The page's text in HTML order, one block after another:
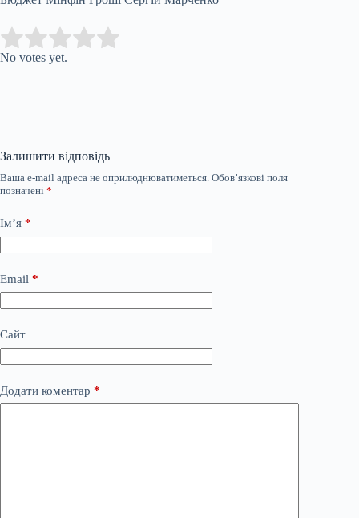
Rate this item:
No votes yet.
Залишити відповідь
Ваша e-mail адреса не оприлюднюватиметься. Обов’язкові поля
позначені *
Ім’я *
Email *
Сайт
Додати коментар *